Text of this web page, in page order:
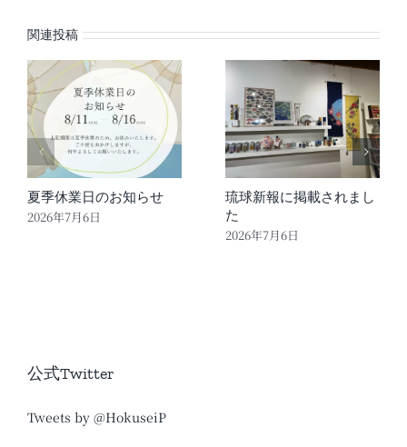
関連投稿
夏季休業日のお知らせ
2026年7月6日
琉球新報に掲載されまし
た
2026年7月6日
公式Twitter
Tweets by @HokuseiP